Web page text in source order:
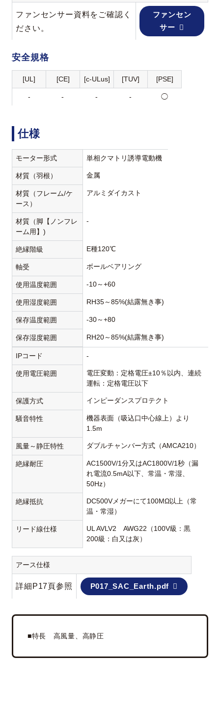
ファンセンサー資料をご確認く
ださい。
ファンセン
サー
安全規格
[UL] [CE] [c-ULus] [TUV] [PSE]
- - - - ◯
仕様
モーター形式 単相クマトリ誘導電動機
材質（羽根） 金属
材質（フレーム/ケ
ース）
アルミダイカスト
材質（脚【ノンフレ
ーム用】)
-
絶縁階級 E種120℃
軸受 ボールベアリング
使用温度範囲 -10～+60
使用湿度範囲 RH35～85%(結露無き事)
保存温度範囲 -30～+80
保存湿度範囲 RH20～85%(結露無き事)
IPコード -
使用電圧範囲
電圧変動：定格電圧±10％以内、連続
運転：定格電圧以下
保護方式 インピーダンスプロテクト
騒音特性
機器表面（吸込口中心線上）より
1.5m
風量～静圧特性 ダブルチャンバー方式（AMCA210）
絶縁耐圧
AC1500V/1分又はAC1800V/1秒（漏
れ電流0.5mA以下、常温・常湿、
50Hz）
絶縁抵抗
DC500Vメガーにて100MΩ以上（常
温・常湿）
リード線仕様
UL AVLV2 AWG22（100V級：黒
200級：白又は灰）
アース仕様
詳細P17頁参照 P017_SAC_Earth.pdf
■特長 高風量、高静圧